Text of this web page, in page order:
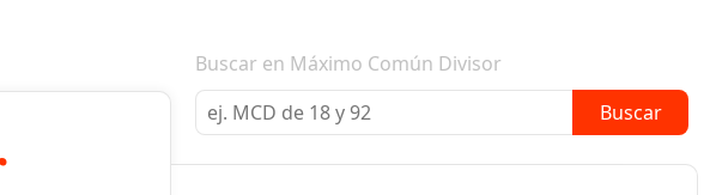
Boletín informativo
Buscar en Máximo Común Divisor
Buscar